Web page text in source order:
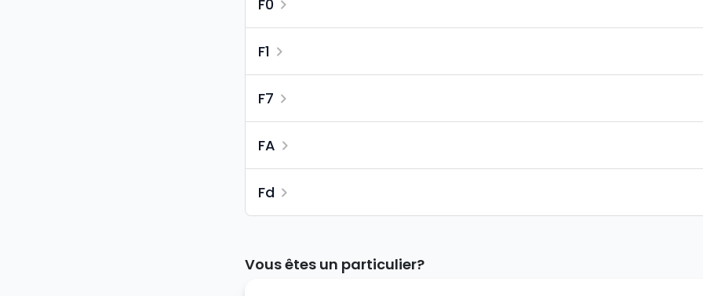
F0
F1
F7
FA
Fd
Vous êtes un particulier?